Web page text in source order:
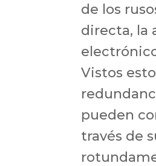
de los
directa, la
Vistos
pueden
través de